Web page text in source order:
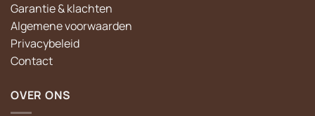
Garantie & klachten
Algemene voorwaarden
Privacybeleid
Contact
OVER ONS